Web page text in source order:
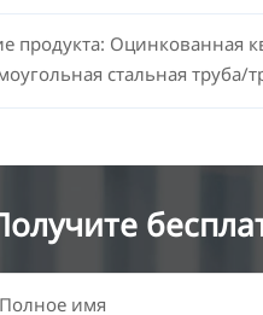
продукта: Оцинкованная
стальная труба/
ASTM EN DIN GB ISO JIS